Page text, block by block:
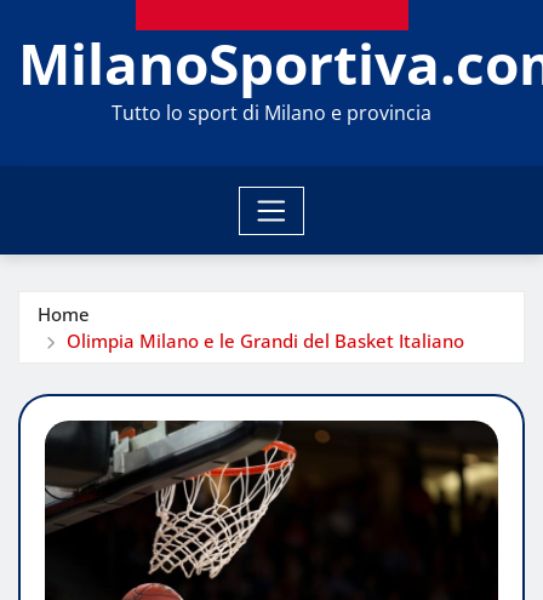
Tutto lo sport di Milano e provincia
Home
Olimpia Milano e le Grandi del Basket Italiano